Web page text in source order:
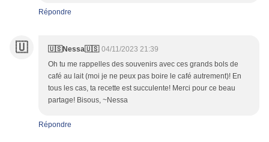
Répondre
🇺 🇺🇸Nessa🇺🇸 04/11/2023 21:39
Oh tu me rappelles des souvenirs avec ces grands bols de
café au lait (moi je ne peux pas boire le café autrement)! En
tous les cas, ta recette est succulente! Merci pour ce beau
partage! Bisous, ~Nessa
Répondre